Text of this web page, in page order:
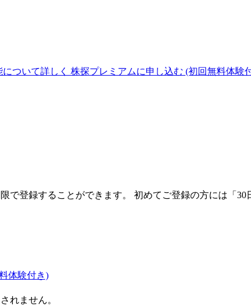
について詳しく 株探プレミアムに申し込む (初回無料体験
登録することができます。 初めてご登録の方には「30
体験付き)
れません。